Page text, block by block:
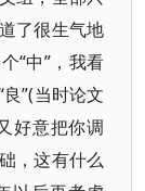
了很生气地
“中”，我看
”(当时论文
好意把你调
，这有什么